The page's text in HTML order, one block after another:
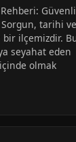
tarihi ve
ilçemizdir.
seyahat eden
olmak